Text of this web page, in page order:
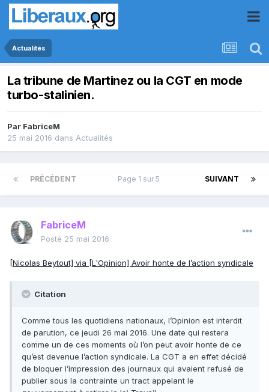
Actualités
La tribune de Martinez ou la CGT en mode
turbo-stalinien.
Par FabriceM
25 mai 2016 dans Actualités
PRÉCÉDENT SUIVANT
Page 1 sur 5
FabriceM
Posté 25 mai 2016
[Nicolas Beytout] via [L'Opinion] Avoir honte de l’action syndicale
Citation
Comme tous les quotidiens nationaux, l’Opinion est interdit
de parution, ce jeudi 26 mai 2016. Une date qui restera
comme un de ces moments où l’on peut avoir honte de ce
qu’est devenue l’action syndicale. La CGT a en effet décidé
de bloquer l’impression des journaux qui avaient refusé de
publier sous la contrainte un tract appelant le